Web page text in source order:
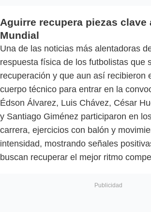
Aguirre recupera piezas clave
Mundial
Una de las noticias más alentadoras
respuesta física de los futbolistas que
recuperación y que aun así recibieron
cuerpo técnico para entrar en la
Édson Álvarez, Luis Chávez, César
y Santiago Giménez participaron en
carrera, ejercicios con balón y
intensidad, mostrando señales
buscan recuperar el mejor ritmo